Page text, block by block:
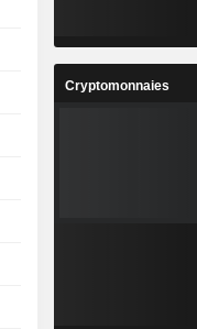
14,93 8,38
6,29
Cryptomonnaies